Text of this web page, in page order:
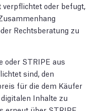
verpflichtet oder befugt,
Rechtsberatung zu
oder STRIPE aus
sind, den
für die dem Käufer
Inhalte zu